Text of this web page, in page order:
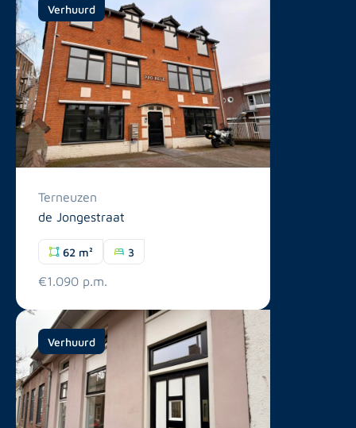
Verhuurd
Terneuzen
de Jongestraat
62 m² 3
€1.090 p.m.
Verhuurd